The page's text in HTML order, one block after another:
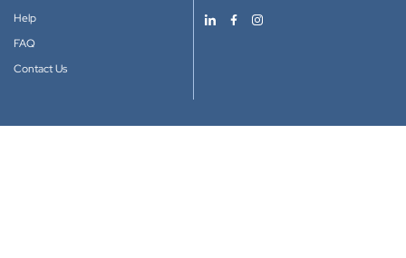
Help
FAQ
Contact Us